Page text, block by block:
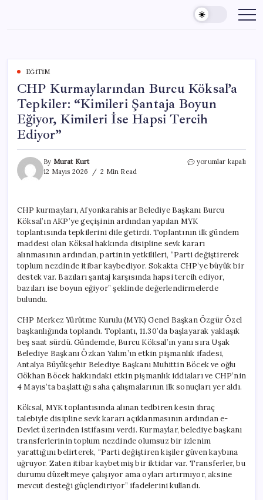
content
EĞITIM
CHP Kurmaylarından Burcu Köksal’a
Tepkiler: “Kimileri Şantaja Boyun
Eğiyor, Kimileri İse Hapsi Tercih
Ediyor”
By Murat Kurt
12 Mayıs 2026
2 Min Read
CHP
“Kimileri
Şantaja
Boyun
Eğiyor,
Kimileri
İse
Hapsi
Tercih
Ediyor”
yorumlar kapalı
CHP kurmayları, Afyonkarahisar Belediye Başkanı Burcu
Köksal’ın AKP’ye geçişinin ardından yapılan MYK
toplantısında tepkilerini dile getirdi. Toplantının ilk gündem
maddesi olan Köksal hakkında disipline sevk kararı
alınmasının ardından, partinin yetkilileri, “Parti değiştirerek
toplum nezdinde itibar kaybediyor. Sokakta CHP’ye büyük bir
destek var. Bazıları şantaj karşısında hapsi tercih ediyor,
bazıları ise boyun eğiyor” şeklinde değerlendirmelerde
bulundu.
CHP Merkez Yürütme Kurulu (MYK) Genel Başkan Özgür Özel
başkanlığında toplandı. Toplantı, 11.30’da başlayarak yaklaşık
beş saat sürdü. Gündemde, Burcu Köksal’ın yanı sıra Uşak
Belediye Başkanı Özkan Yalım’ın etkin pişmanlık ifadesi,
Antalya Büyükşehir Belediye Başkanı Muhittin Böcek ve oğlu
Gökhan Böcek hakkındaki etkin pişmanlık iddiaları ve CHP’nin
4 Mayıs’ta başlattığı saha çalışmalarının ilk sonuçları yer aldı.
Köksal, MYK toplantısında alınan tedbiren kesin ihraç
talebiyle disipline sevk kararı açıklanmasının ardından e-
Devlet üzerinden istifasını verdi. Kurmaylar, belediye başkanı
transferlerinin toplum nezdinde olumsuz bir izlenim
yarattığını belirterek, “Parti değiştiren kişiler güven kaybına
uğruyor. Zaten itibar kaybetmiş bir iktidar var. Transferler, bu
durumu düzeltmeye çalışıyor ama oyları artırmıyor, aksine
mevcut desteği güçlendiriyor” ifadelerini kullandı.